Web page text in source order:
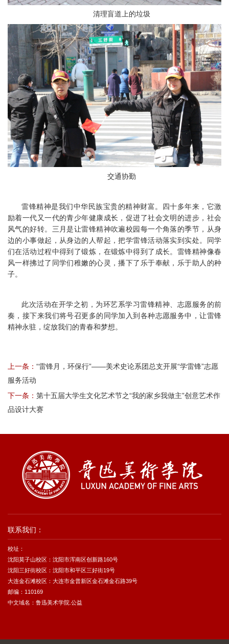
清理盲道上的垃圾
交通协勤
雷锋精神是我们中华民族宝贵的精神财富。四十多年来，它激
励着一代又一代的青少年健康成长，促进了社会文明的进步，社会
风气的好转。三月是让雷锋精神吹遍校园每一个角落的季节，从身
边的小事做起，从身边的人帮起，把学雷锋活动落实到实处。同学
们在活动过程中得到了锻炼，在锻炼中得到了成长。雷锋精神像春
风一样拂过了同学们稚嫩的心灵，播下了乐于奉献，乐于助人的种
子。
此次活动在开学之初，为环艺系学习雷锋精神、志愿服务的前
奏，接下来我们将号召更多的同学加入到各种志愿服务中，让雷锋
精神永驻，绽放我们的青春和梦想。
上一条： “雷锋月，环保行”——美术史论系团总支开展“学雷锋”志愿
服务活动
下一条： 第十五届大学生文化艺术节之“我的家乡我做主”创意艺术作
品设计大赛
联系我们：
校址：
沈阳莫子山校区：沈阳市浑南区创新路160号
沈阳三好街校区：沈阳市和平区三好街19号
大连金石滩校区：大连市金普新区金石滩金石路39号
邮编：110169
中文域名：鲁迅美术学院.公益